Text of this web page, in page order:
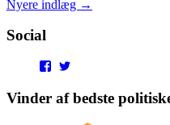
Nyere indlæg →
Social
View
profile
on
profile
on
Vinder af bedste